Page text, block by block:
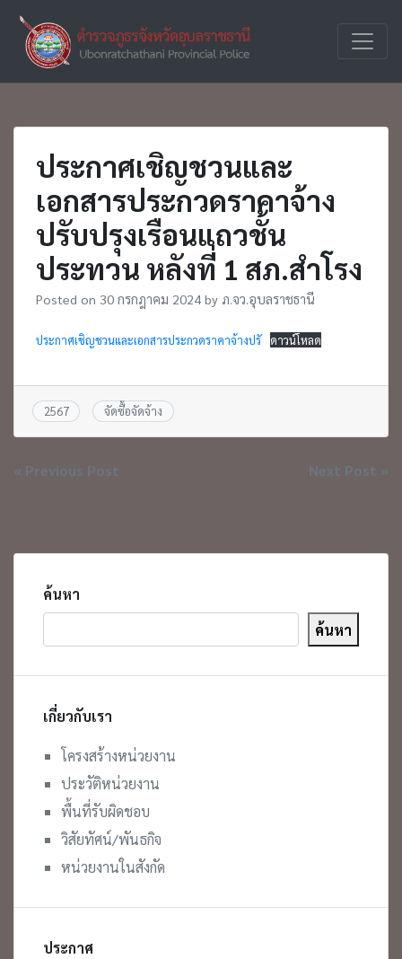
content
ภ.จว.อุ
ตำรวจภูธร
ประกาศเชิญชวนและ
เอกสารประกวดราคาจ้าง
ปรับปรุงเรือนแถวชั้น
ประทวน หลังที่ 1 สภ.สำโรง
Posted on 30 กรกฎาคม 2024 by ภ.จว.อุบลราชธานี
ประกาศเชิญชวนและเอกสารประกวดราคาจ้างปรั ดาวน์โหลด
2567 จัดซื้อจัดจ้าง
แนะแนว
« Previous Post Next Post »
ค้นหา
ค้นหา
เกี่ยวกับเรา
โครงสร้างหน่วยงาน
ประวัติหน่วยงาน
พื้นที่รับผิดชอบ
วิสัยทัศน์/พันธกิจ
หน่วยงานในสังกัด
ประกาศ